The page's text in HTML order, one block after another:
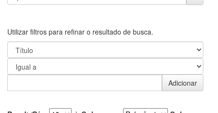
Utilizar filtros para refinar o resultado de busca.